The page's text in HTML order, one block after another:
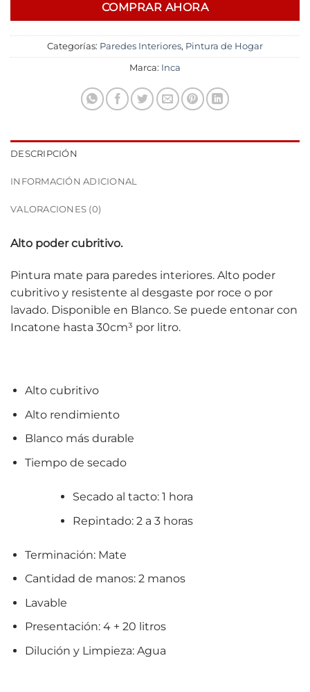
COMPRAR AHORA
Categorías: Paredes Interiores, Pintura de Hogar
Marca: Inca
DESCRIPCIÓN
INFORMACIÓN ADICIONAL
VALORACIONES (0)
Alto poder cubritivo.
Pintura mate para paredes interiores. Alto poder
cubritivo y resistente al desgaste por roce o por
lavado. Disponible en Blanco. Se puede entonar con
Incatone hasta 30cm³ por litro.
Alto cubritivo
Alto rendimiento
Blanco más durable
Tiempo de secado
Secado al tacto: 1 hora
Repintado: 2 a 3 horas
Terminación: Mate
Cantidad de manos: 2 manos
Lavable
Presentación: 4 + 20 litros
Dilución y Limpieza: Agua